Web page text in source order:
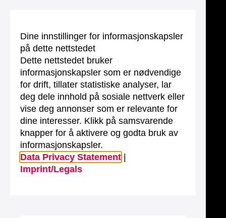
Dine innstillinger for informasjonskapsler
på dette nettstedet
Dette nettstedet bruker
informasjonskapsler som er nødvendige
for drift, tillater statistiske analyser, lar
deg dele innhold på sosiale nettverk eller
vise deg annonser som er relevante for
dine interesser. Klikk på samsvarende
knapper for å aktivere og godta bruk av
informasjonskapsler.
Data Privacy Statement
Imprint/Legals